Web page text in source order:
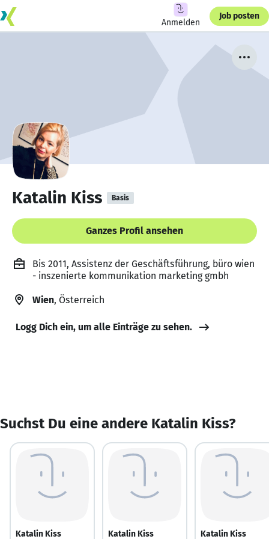
Anmelden
Job posten
Katalin Kiss Basis
Ganzes Profil ansehen
Bis 2011, Assistenz der Geschäftsführung, büro wien
- inszenierte kommunikation marketing gmbh
Wien, Österreich
Logg Dich ein, um alle Einträge zu sehen.
Suchst Du eine andere Katalin Kiss?
Katalin Kiss Katalin Kiss Katalin Kiss